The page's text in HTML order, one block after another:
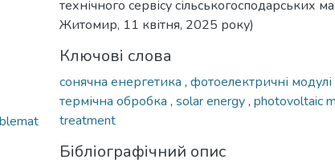
технічного сервісу сільськогосподарських
Житомир, 11 квітня, 2025 року)
Ключові слова
сонячна енергетика , фотоелектричні модулі
термічна обробка , solar energy, photovoltaic
treatment
Бібліографічний опис